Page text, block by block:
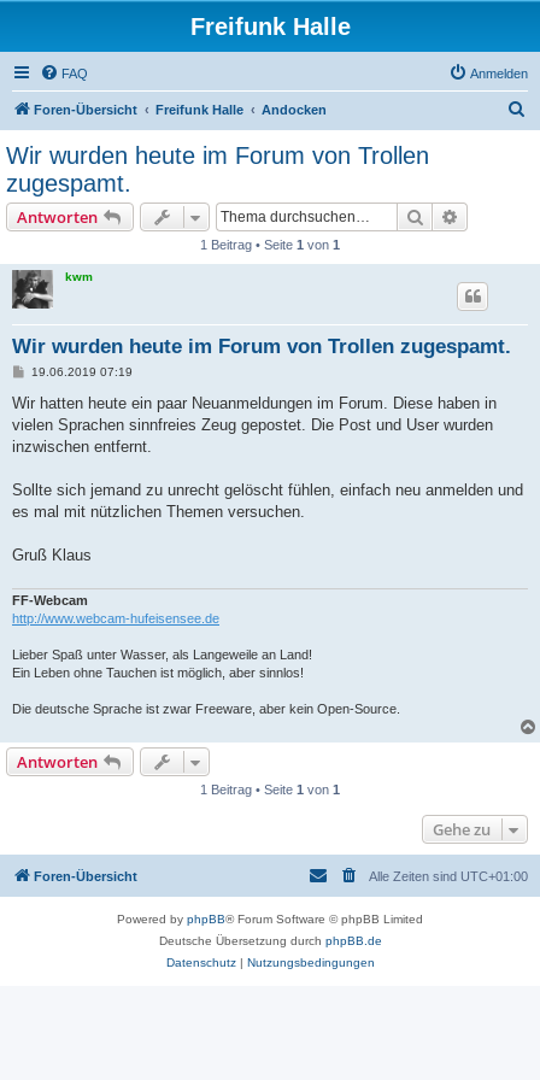
Freifunk Halle
FAQ Anmelden
Foren-Übersicht Freifunk Halle Andocken
Wir wurden heute im Forum von Trollen
zugespamt.
Antworten Suche
1 Beitrag • Seite 1 von 1
kwm
Wir wurden heute im Forum von Trollen zugespamt.
B
i
r
a
19.06.2019 07:19
Wir hatten heute ein paar Neuanmeldungen im Forum. Diese haben in
vielen Sprachen sinnfreies Zeug gepostet. Die Post und User wurden
inzwischen entfernt.
Sollte sich jemand zu unrecht gelöscht fühlen, einfach neu anmelden und
es mal mit nützlichen Themen versuchen.
Gruß Klaus
FF-Webcam
http://www.webcam-hufeisensee.de
Lieber Spaß unter Wasser, als Langeweile an Land!
Ein Leben ohne Tauchen ist möglich, aber sinnlos!
Die deutsche Sprache ist zwar Freeware, aber kein Open-Source.
Antworten
1 Beitrag • Seite 1 von 1
Gehe zu
Foren-Übersicht Alle Zeiten sind UTC+01:00
Powered by phpBB® Forum Software © phpBB Limited
Deutsche Übersetzung durch phpBB.de
Datenschutz| Nutzungsbedingungen